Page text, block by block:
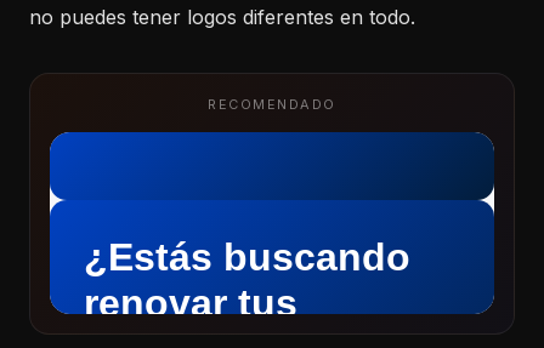
no puedes tener logos diferentes en todo.
RECOMENDADO